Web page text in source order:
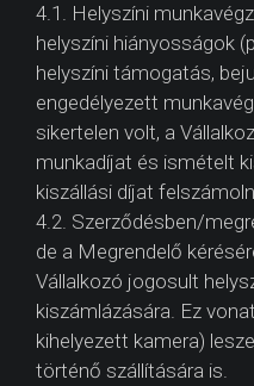
4.1. Helyszíni
helyszíni hiányosságok
helyszíni támogatás,
engedélyezett
sikertelen volt, a
munkadíjat és ismételt
kiszállási díjat
4.2. Szerződésben/
de a Megrendelő
Vállalkozó jogosult
kiszámlázására. Ez
kihelyezett kamera)
történő szállítására is.